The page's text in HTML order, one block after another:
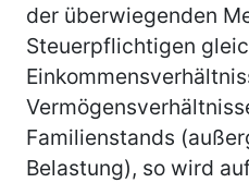
der überwiegenden
Steuerpflichtigen
Familienstands
Belastung), so wird